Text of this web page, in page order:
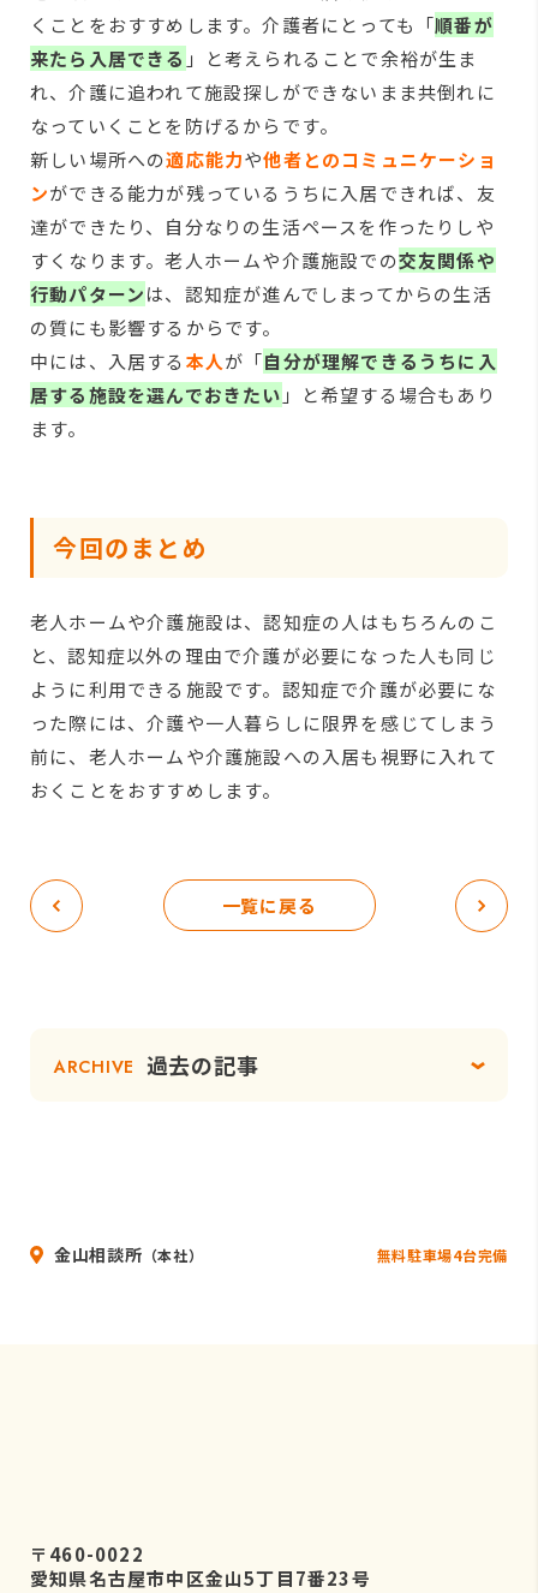
くことをおすすめします。介護者にとっても「順番が
来たら入居できる 」と考えられることで余裕が生ま
れ、介護に追われて施設探しができないまま共倒れに
なっていくことを防げるからです。
新しい場所への適応能力や他者とのコミュニケーショ
ンができる能力が残っているうちに入居できれば、友
達ができたり、自分なりの生活ペースを作ったりしや
すくなります。老人ホームや介護施設での交友関係や
行動パターンは、認知症が進んでしまってからの生活
の質にも影響するからです。
中には、入居する 本人が「自分が理解できるうちに入
居する施設を選んでおきたい 」と希望する場合もあり
ます。
今回のまとめ
老人ホームや介護施設は、認知症の人はもちろんのこ
と、認知症以外の理由で介護が必要になった人も同じ
ように利用できる施設です。認知症で介護が必要にな
った際には、介護や一人暮らしに限界を感じてしまう
前に、老人ホームや介護施設への入居も視野に入れて
おくことをおすすめします。
一覧に戻る
ARCHIVE 過去の記事
金山相談所 （本社） 無料駐車場4台完備
〒460-0022
愛知県名古屋市中区金山5丁目7番23号